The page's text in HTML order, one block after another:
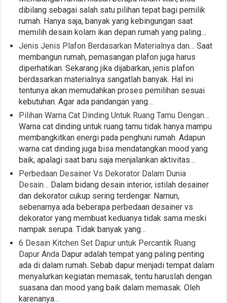
dibilang sebagai salah satu pilihan tepat bagi pemilik
rumah. Hanya saja, banyak yang kebingungan saat
memilih desain kolam ikan depan rumah yang paling…
Jenis Jenis Plafon Berdasarkan Materialnya dan… Saat
membangun rumah, pemasangan plafon juga harus
diperhatikan. Sekarang jika dijabarkan, jenis plafon
berdasarkan materialnya sangatlah banyak. Hal ini
tentunya akan memudahkan proses pemilihan sesuai
kebutuhan. Agar ada pandangan yang…
Pilihan Warna Cat Dinding Untuk Ruang Tamu Dengan…
Warna cat dinding untuk ruang tamu tidak hanya mampu
membangkitkan energi pada penghuni rumah. Adapun
warna cat dinding juga bisa mendatangkan mood yang
baik, apalagi saat baru saja menjalankan aktivitas…
Perbedaan Desainer Vs Dekorator Dalam Dunia
Desain… Dalam bidang desain interior, istilah desainer
dan dekorator cukup sering terdengar. Namun,
sebenarnya ada beberapa perbedaan desainer vs
dekorator yang membuat keduanya tidak sama meski
nampak serupa. Tidak banyak yang…
6 Desain Kitchen Set Dapur untuk Percantik Ruang
Dapur Anda Dapur adalah tempat yang paling penting
ada di dalam rumah. Sebab dapur menjadi tempat dalam
menyalurkan kegiatan memasak, tentu haruslah dengan
suasana dan mood yang baik dalam memasak. Oleh
karenanya…